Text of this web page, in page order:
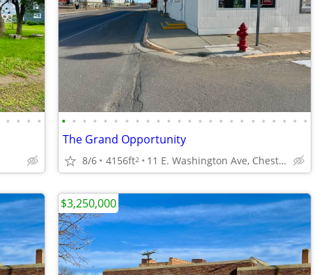
• • • • • • • • • • • • • • • • • • • • • • • • • • • •
The Grand Opportunity
8/6 4156ft2 11 E. Washington Ave, Chester
$3,250,000